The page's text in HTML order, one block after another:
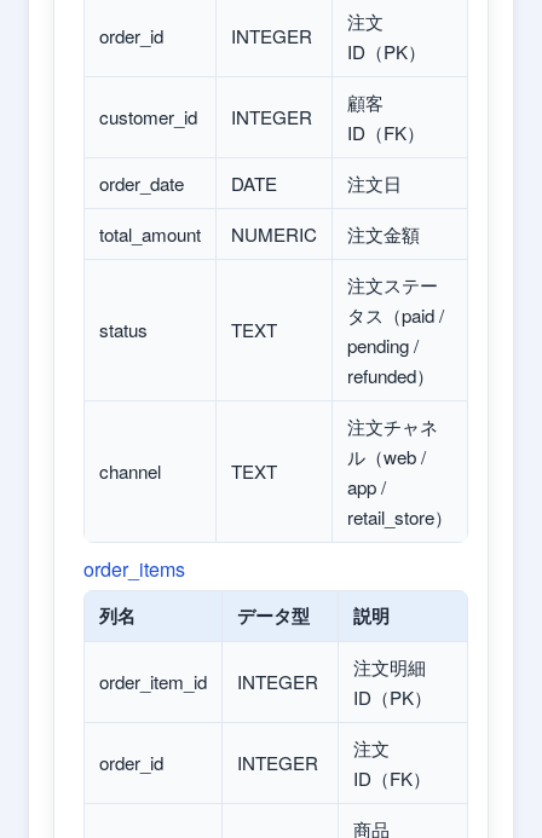
order_id INTEGER
注文
ID（PK）
customer_id INTEGER
顧客
ID（FK）
order_date
DATE
注文日
total_amount
NUMERIC 注文金額
status TEXT
注文ステー
タス（paid /
pending /
refunded）
channel TEXT
注文チャネ
ル（web /
app /
retail_store）
order_items
列名 データ型 説明
order_item_id INTEGER
注文明細
ID（PK）
order_id INTEGER
注文
ID（FK）
商品